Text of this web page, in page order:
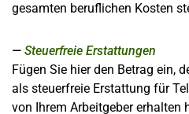
gesamten beruflichen Kosten
Steuerfreie Erstattungen
Fügen Sie hier den Betrag ein,
als steuerfreie Erstattung für
von Ihrem Arbeitgeber erhalten